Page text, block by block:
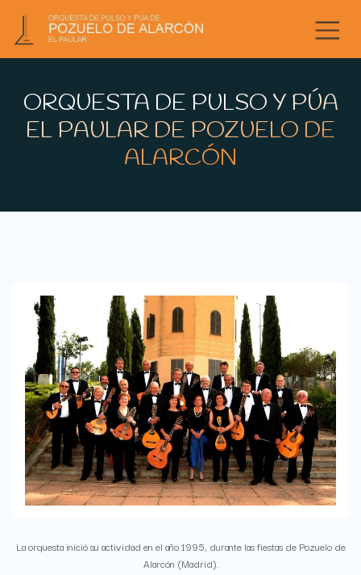
ORQUESTA DE PULSO Y PÚA
EL PAULAR DE POZUELO DE
ALARCÓN
La orquesta inició su actividad en el año 1995, durante las fiestas de Pozuelo de
Alarcón (Madrid).